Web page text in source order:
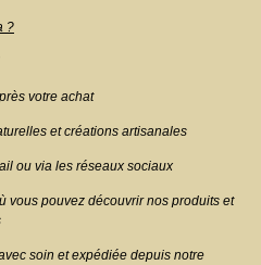
?
votre achat
et créations artisanales
ou via les réseaux sociaux
vous pouvez découvrir nos produits et
soin et expédiée depuis notre